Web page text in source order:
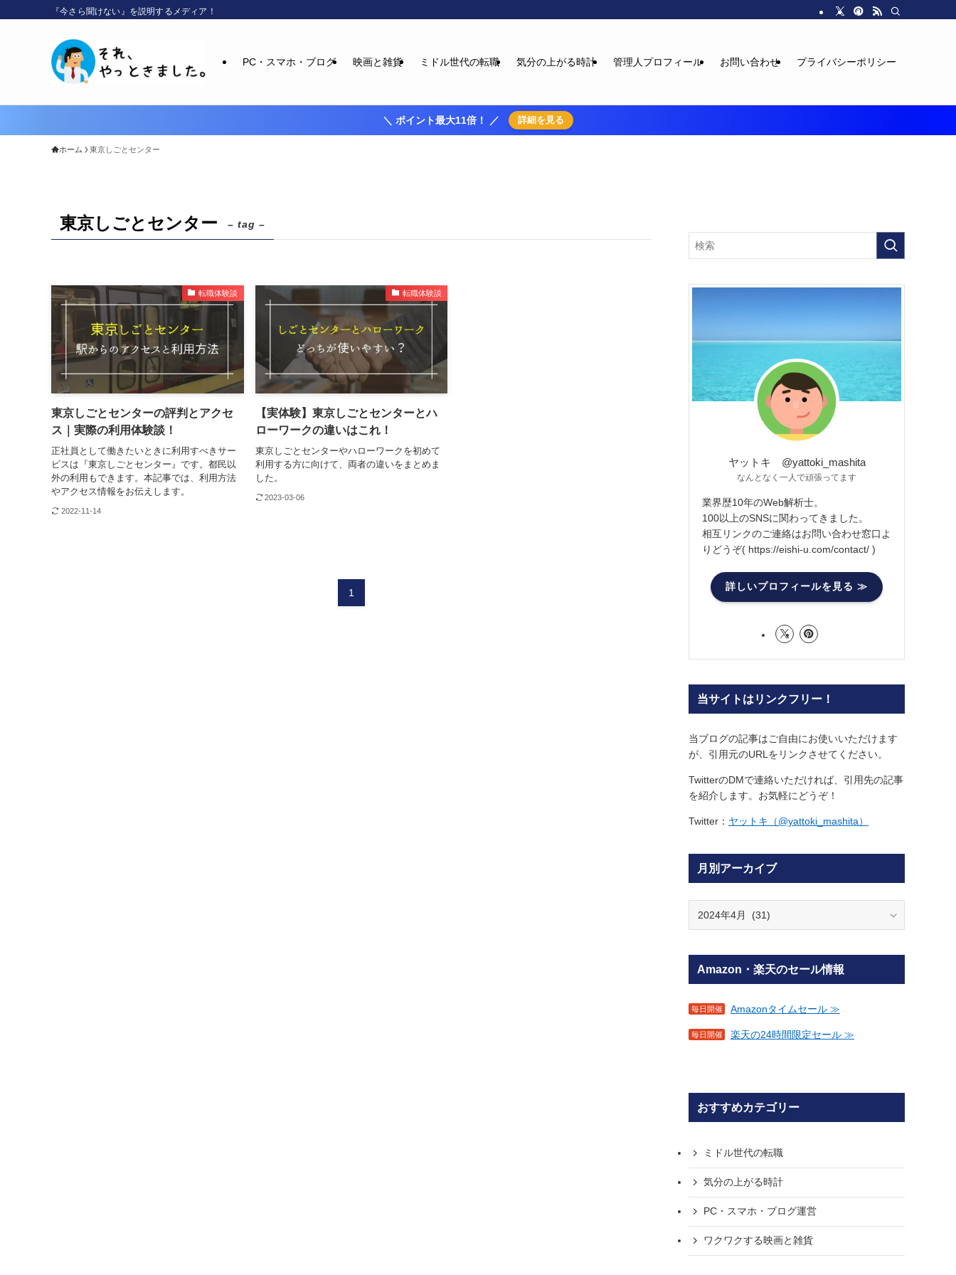
『今さら聞けない』を説明するメディア！
PC・スマホ・ブログ 映画と雑貨 ミドル世代の転職 気分の上がる時計 管理人プロフィール お問い合わせ プライバシーポリシー
＼ ポイント最大11倍！ ／ 詳細を見る
ホーム 東京しごとセンター
東京しごとセンター – tag –
転職体験談
東京しごとセンターの評判とアクセ
ス｜実際の利用体験談！
正社員として働きたいときに利用すべきサー
ビスは『東京しごとセンター』です。都民以
外の利用もできます。本記事では、利用方法
やアクセス情報をお伝えします。
2022-11-14
転職体験談
【実体験】東京しごとセンターとハ
ローワークの違いはこれ！
東京しごとセンターやハローワークを初めて
利用する方に向けて、両者の違いをまとめま
した。
2023-03-06
1
ヤットキ @yattoki_mashita
100以上のSNSに関わってきました。
相互リンクのご連絡はお問い合わせ窓口よ